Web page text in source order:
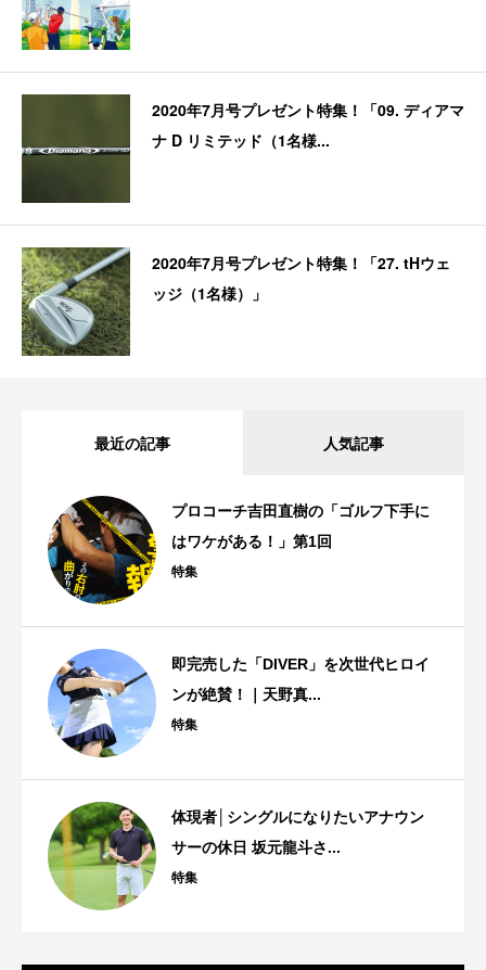
2020年7月号プレゼント特集！「09. ディアマ
ナ D リミテッド（1名様...
2020年7月号プレゼント特集！「27. tHウェ
ッジ（1名様）」
最近の記事 人気記事
プロコーチ吉田直樹の「ゴルフ下手に
はワケがある！」第1回
特集
即完売した「DIVER」を次世代ヒロイ
ンが絶賛！｜天野真...
特集
体現者│シングルになりたいアナウン
サーの休日 坂元龍斗さ...
特集